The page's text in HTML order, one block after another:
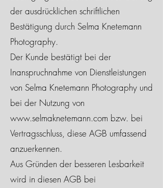
der ausdrücklichen schriftlichen
Bestätigung durch Selma Knetemann
Photography.
Der Kunde bestätigt bei der
Inanspruchnahme von Dienstleistungen
von Selma Knetemann Photography und
bei der Nutzung von
www.selmaknetemann.com bzw. bei
Vertragsschluss, diese AGB umfassend
anzuerkennen.
Aus Gründen der besseren Lesbarkeit
wird in diesen AGB bei